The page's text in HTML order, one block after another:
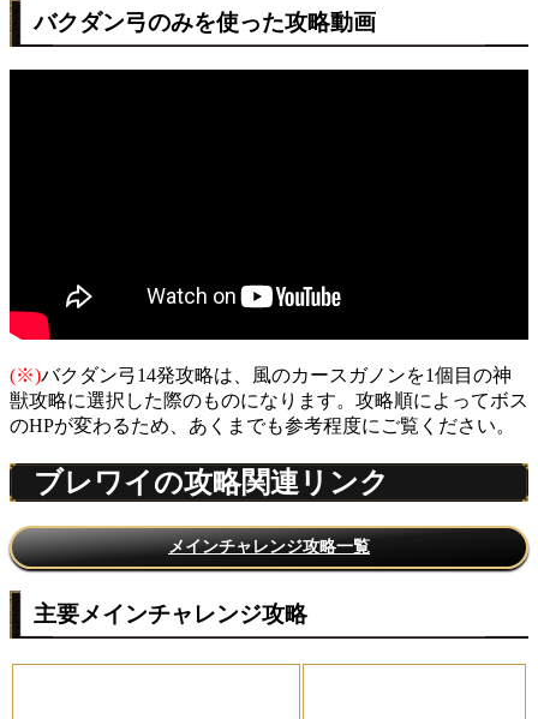
バクダン弓のみを使った攻略動画
(※)バクダン弓14発攻略は、風のカースガノンを1個目の神
獣攻略に選択した際のものになります。攻略順によってボス
のHPが変わるため、あくまでも参考程度にご覧ください。
ブレワイの攻略関連リンク
メインチャレンジ攻略一覧
主要メインチャレンジ攻略